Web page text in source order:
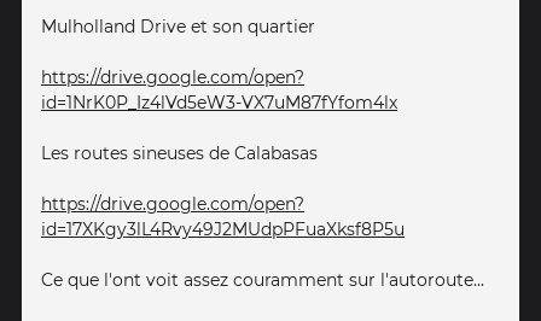
Mulholland Drive et son quartier
https://drive.google.com/open?
id=1NrK0P_Iz4lVd5eW3-VX7uM87fYfom4lx
Les routes sineuses de Calabasas
https://drive.google.com/open?
id=17XKgy3lL4Rvy49J2MUdpPFuaXksf8P5u
Ce que l'ont voit assez couramment sur l'autoroute...